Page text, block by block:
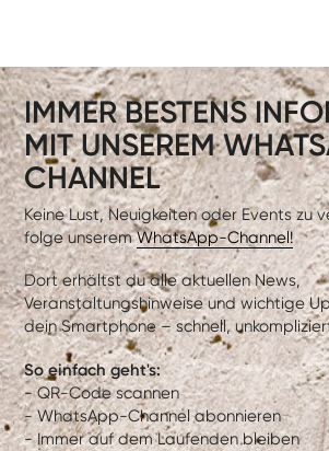
IMMER BESTENS
MIT UNSEREM
CHANNEL
Keine Lust, Neuigkeiten oder Events zu
folge unseremWhatsApp-Channel!
Dort erhältst du alle aktuellen News,
Veranstaltungshinweise und wichtige
dein Smartphone – schnell,
So einfach geht's:
- QR-Code scannen
- WhatsApp-Channel abonnieren
- Immer auf dem Laufenden bleiben